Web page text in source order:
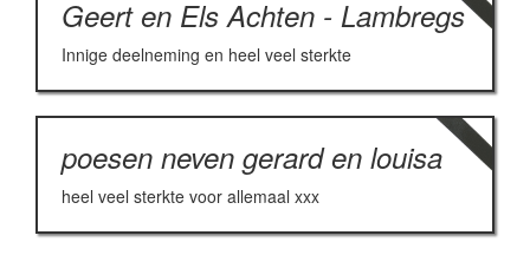
Geert en Els Achten - Lambregs
Innige deelneming en heel veel sterkte
poesen neven gerard en louisa
heel veel sterkte voor allemaal xxx